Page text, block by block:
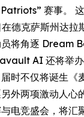
赛事。
德克萨斯州达拉
将角逐 Dream
AI 还将举办
时不仅将诞生《
外两项激动人心
电竞盛会，将汇